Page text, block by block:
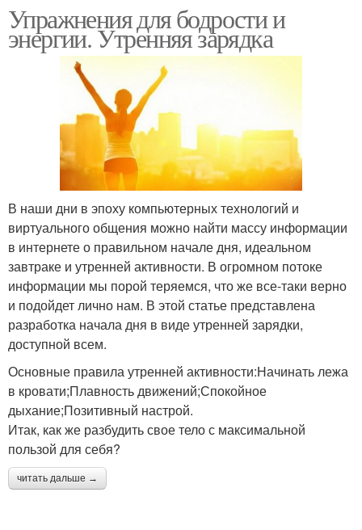
Упражнения для бодрости и
энергии. Утренняя зарядка
В наши дни в эпоху компьютерных технологий и
виртуального общения можно найти массу информации
в интернете о правильном начале дня, идеальном
завтраке и утренней активности. В огромном потоке
информации мы порой теряемся, что же все-таки верно
и подойдет лично нам. В этой статье представлена
разработка начала дня в виде утренней зарядки,
доступной всем.
Основные правила утренней активности:Начинать лежа
в кровати;Плавность движений;Спокойное
дыхание;Позитивный настрой.
Итак, как же разбудить свое тело с максимальной
пользой для себя?
читать дальше →